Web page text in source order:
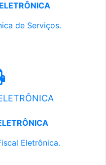
de Serviços.
Eletrônica.